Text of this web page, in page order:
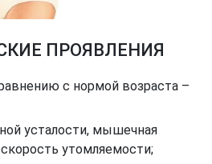
ПРОЯВЛЕНИЯ
с нормой возраста –
усталости, мышечная
утомляемости;